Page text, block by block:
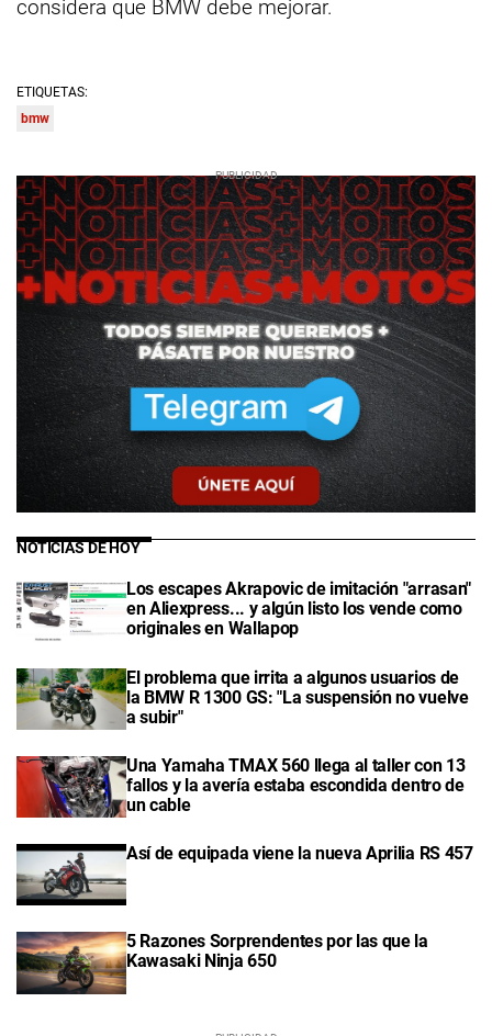
considera que BMW debe mejorar.
ETIQUETAS:
bmw
NOTICIAS DE HOY
Los escapes Akrapovic de imitación "arrasan"
en Aliexpress... y algún listo los vende como
originales en Wallapop
El problema que irrita a algunos usuarios de
la BMW R 1300 GS: "La suspensión no vuelve
a subir"
Una Yamaha TMAX 560 llega al taller con 13
fallos y la avería estaba escondida dentro de
un cable
Así de equipada viene la nueva Aprilia RS 457
5 Razones Sorprendentes por las que la
Kawasaki Ninja 650